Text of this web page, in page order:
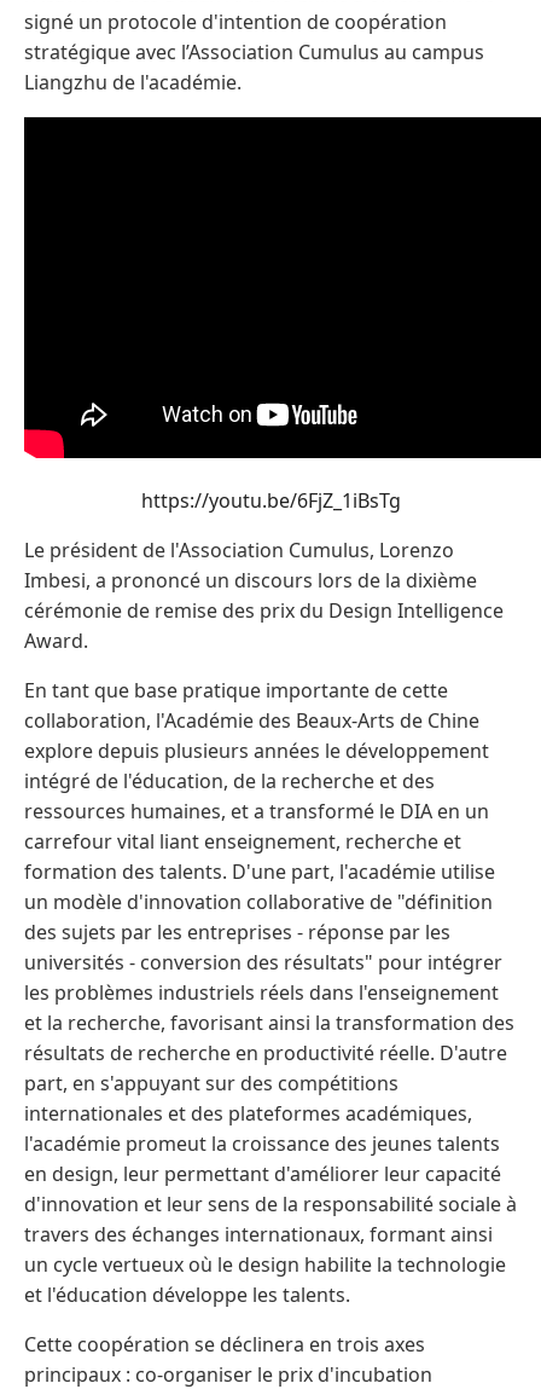
signé un protocole d'intention de coopération
stratégique avec l’Association Cumulus au campus
Liangzhu de l'académie.
https://youtu.be/6FjZ_1iBsTg
Le président de l'Association Cumulus, Lorenzo
Imbesi, a prononcé un discours lors de la dixième
cérémonie de remise des prix du Design Intelligence
Award.
En tant que base pratique importante de cette
collaboration, l'Académie des Beaux-Arts de Chine
explore depuis plusieurs années le développement
intégré de l'éducation, de la recherche et des
ressources humaines, et a transformé le DIA en un
carrefour vital liant enseignement, recherche et
formation des talents. D'une part, l'académie utilise
un modèle d'innovation collaborative de "définition
des sujets par les entreprises - réponse par les
universités - conversion des résultats" pour intégrer
les problèmes industriels réels dans l'enseignement
et la recherche, favorisant ainsi la transformation des
résultats de recherche en productivité réelle. D'autre
part, en s'appuyant sur des compétitions
internationales et des plateformes académiques,
l'académie promeut la croissance des jeunes talents
en design, leur permettant d'améliorer leur capacité
d'innovation et leur sens de la responsabilité sociale à
travers des échanges internationaux, formant ainsi
un cycle vertueux où le design habilite la technologie
et l'éducation développe les talents.
Cette coopération se déclinera en trois axes
principaux : co-organiser le prix d'incubation